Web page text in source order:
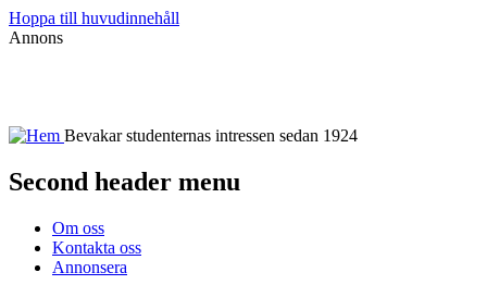
Hoppa till huvudinnehåll
Annons
Bevakar studenternas intressen sedan 1924
Second header menu
Om oss
Kontakta oss
Annonsera